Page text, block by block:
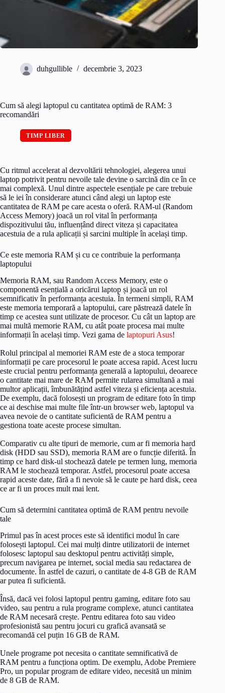
duhgullible decembrie 3, 2023
Cum să alegi laptopul cu cantitatea optimă de RAM: 3
recomandări
TIMP LIBER
Cu ritmul accelerat al dezvoltării tehnologiei, alegerea unui
laptop potrivit pentru nevoile tale devine o sarcină din ce în ce
mai complexă. Unul dintre aspectele esențiale pe care trebuie
să le iei în considerare atunci când alegi un laptop este
cantitatea de RAM pe care acesta o oferă. RAM-ul (Random
Access Memory) joacă un rol vital în performanța
dispozitivului tău, influențând direct viteza și capacitatea
acestuia de a rula aplicații și sarcini multiple în același timp.
Ce este memoria RAM și cu ce contribuie la performanța
laptopului
Memoria RAM, sau Random Access Memory, este o
componentă esențială a oricărui laptop și joacă un rol
semnificativ în performanța acestuia. În termeni simpli, RAM
este memoria temporară a laptopului, care păstrează datele în
timp ce acestea sunt utilizate de procesor. Cu cât un laptop are
mai multă memorie RAM, cu atât poate procesa mai multe
informații în același timp. Vezi gama de laptopuri Asus!
Rolul principal al memoriei RAM este de a stoca temporar
informații pe care procesorul le poate accesa rapid. Acest lucru
este crucial pentru performanța generală a laptopului, deoarece
o cantitate mai mare de RAM permite rularea simultană a mai
multor aplicații, îmbunătățind astfel viteza și eficiența acestuia.
De exemplu, dacă folosești un program de editare foto în timp
ce ai deschise mai multe file într-un browser web, laptopul va
avea nevoie de o cantitate suficientă de RAM pentru a
gestiona toate aceste procese simultan.
Comparativ cu alte tipuri de memorie, cum ar fi memoria hard
disk (HDD sau SSD), memoria RAM are o funcție diferită. În
timp ce hard disk-ul stochează datele pe termen lung, memoria
RAM le stochează temporar. Astfel, procesorul poate accesa
rapid aceste date, fără a fi nevoie să le caute pe hard disk, ceea
ce ar fi un proces mult mai lent.
Cum să determini cantitatea optimă de RAM pentru nevoile
tale
Primul pas în acest proces este să identifici modul în care
folosești laptopul. Cei mai mulți dintre utilizatorii de internet
folosesc laptopul sau desktopul pentru activități simple,
precum navigarea pe internet, social media sau redactarea de
documente. În astfel de cazuri, o cantitate de 4-8 GB de RAM
ar putea fi suficientă.
Însă, dacă vei folosi laptopul pentru gaming, editare foto sau
video, sau pentru a rula programe complexe, atunci cantitatea
de RAM necesară crește. Pentru editarea foto sau video
profesionistă sau pentru jocuri cu grafică avansată se
recomandă cel puțin 16 GB de RAM.
Unele programe pot necesita o cantitate semnificativă de
RAM pentru a funcționa optim. De exemplu, Adobe Premiere
Pro, un popular program de editare video, necesită un minim
de 8 GB de RAM.